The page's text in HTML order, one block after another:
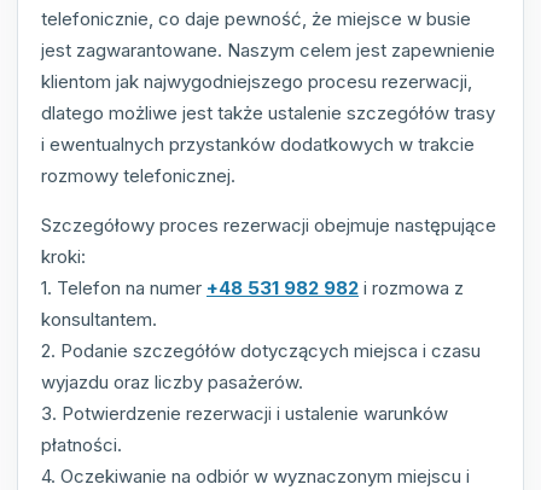
telefonicznie, co daje pewność, że miejsce w busie
jest zagwarantowane. Naszym celem jest zapewnienie
klientom jak najwygodniejszego procesu rezerwacji,
dlatego możliwe jest także ustalenie szczegółów trasy
i ewentualnych przystanków dodatkowych w trakcie
rozmowy telefonicznej.
Szczegółowy proces rezerwacji obejmuje następujące
kroki:
1. Telefon na numer +48 531 982 982 i rozmowa z
konsultantem.
2. Podanie szczegółów dotyczących miejsca i czasu
wyjazdu oraz liczby pasażerów.
3. Potwierdzenie rezerwacji i ustalenie warunków
płatności.
4. Oczekiwanie na odbiór w wyznaczonym miejscu i